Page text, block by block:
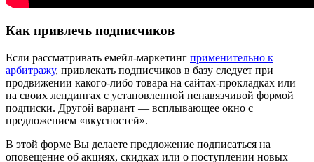
Как привлечь подписчиков
Если рассматривать емейл-маркетинг применительно к
арбитражу, привлекать подписчиков в базу следует при
продвижении какого-либо товара на сайтах-прокладках или
на своих лендингах с установленной ненавязчивой формой
подписки. Другой вариант — всплывающее окно с
предложением «вкусностей».
В этой форме Вы делаете предложение подписаться на
оповещение об акциях, скидках или о поступлении новых